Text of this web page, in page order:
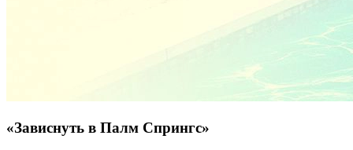
«Зависнуть в Палм Спрингс»